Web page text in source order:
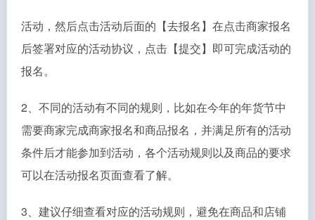
活动，然后点击活动后面的【去报名】在点击商家报名
后签署对应的活动协议，点击【提交】即可完成活动的
报名。
2、不同的活动有不同的规则，比如在今年的年货节中
需要商家完成商家报名和商品报名，并满足所有的活动
条件后才能参加到活动，各个活动规则以及商品的要求
可以在活动报名页面查看了解。
3、建议仔细查看对应的活动规则，避免在商品和店铺